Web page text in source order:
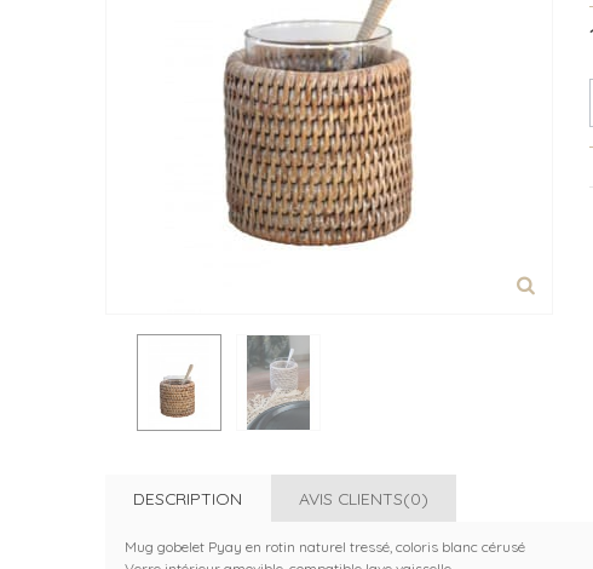
DESCRIPTION AVIS CLIENTS(0)
Mug gobelet Pyay en rotin naturel tressé, coloris blanc cérusé